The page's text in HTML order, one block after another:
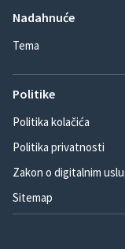
Nadahnuće
Tema
Politike
Politika kolačića
Politika privatnosti
Zakon o digitalnim
Sitemap